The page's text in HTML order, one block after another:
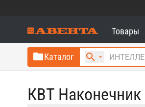
Товары
Каталог
КВТ